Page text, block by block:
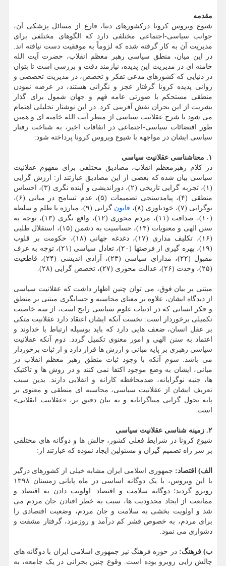
مقدمه
شیوع ویروس کرونا درکشورهای دنیا، فارغ از مسائل پزشکی آن،
جوانب سیاسی-اجتماعی مختلفی دارد که الگوهای مختلفی برای
مدیریت آن به کار گرفته شده که لزوماً به موفقیت دست نیافته اند.
در این میان، منطق سیاسی رهبر معظم انقلاب، حضرت آیت الله
خامنه ای در مدیریت این پدیده، نیازمند دقت و بررسی است تا بتوان
در دنیایی که کشورهای مدعی تفکر و تخصص، در مدیریت تخصصی و
روانی پدیده کرونا گرفتار عجز و نگرانی هستند، در عرضه نمودن
منطقی مستحکم با صورتی عامه فهم و جهان شمول برای گذار
بشریت از این بحران نقش آفرینی کرد. در این نوشتار تحلیلی اهتمام
می شود با شرح عقلانیت سیاسی از منظر آیت الله خامنه ای و همین
طور اقتضائات سیاسی-اجتماعی در اتفاقات اخیر، به شناخت رفتار
سیاسی ایشان در مواجهه با شیوع ویروس کرونا پرداخته شود:
۱. معناشناسی عقلانیت سیاسی
در کلام رهبرمعظم انقلاب، مصادیق مختلفی برای مفهوم عقلانیت
سیاسی بیان شده که بعضی از این مصادیق عبارتند از: ارزش گرایی
(۱)، تجربه گرایی تاریخی (۲)، دوراندیشی و آینده نگری (۳)، احساس
منطقی (۴)، پیامدسنجی تصمیمات (۵)، عدم تسامح در مبانی (۶)،
نوگرایی (۷)، خودباوری (۸)،
قانون
گرایی (۹)، مبارزه با ظلم و سلطه
(۱۰)، صداقت (۱۱)، مردم محوری (۱۲)، واقع نگری (۱۳)، توجه به
سنن الهی و معنویات (۱۴)، حساسیت به دشمن (۱۵)، استقلال طلبی
(۱۶)، تکلیف مداری (۱۷)، دغدغه جهانی (۱۸)، حکومت بر قلوب
(۱۹)، بهره گیری از فرصتها (۲۰)، تعادل سیاسی (۲۱)، توجه به عرف
مقبول (۲۲)، مدارای سیاسی (۲۳)، آزادی اندیشی (۲۴)، قاطعیت
(۲۵)، وحدت (۲۶)، عدالت محوری (۲۷)، تخصص گرایی (۲۸).
مبتنی بر بیان فوق، می توان چنین اظهار داشت که عقلانیت سیاسی
از دیدگاه ایشان، علاوه بر معنای محاسبه و حسابگری مبتنی بر منطق
و فکر انسانی که در ادبیات علوم سیاسی رایج است، از سه خاصیت
تکمیلی برخوردار است: نخست آنکه ایشان اعتقاد دارد عقلانیت متکی
بر عقل انسان، ضعف هایی دارد که باید بوسیله ارتباط با خداوند و
اعتماد به سنن الهی و امور معنوی تکمیل گردد. دوم آنکه عقلانیت
سیاسی رهبری بر پایه مبانی و ارزش ها قرار دارد و از ثبات برخوردار
می باشد. سوم آنکه با وجود ثبات منطق رهبر معظم انقلاب در
مبانی، ایشان به وضع موجود اکتفا نمی کنند و در روش ها و تاکتیک
ها، جنبه نوگرایانه، ضدمحافظه کارانه و انقلابی دارند. بدین سبب
تعریف ایشان از عقلانیت سیاسی، محاسبه ای منطقی و معنوی بر
پایه تحول گرایی مبناگرایانه و به بیان دقیق تر، «عقلانیت انقلابی»
است.
۲. زمینه شناسی عقلانیت سیاسی
شیوع کرونا در شرایط فعلی کشور، چالش ها و دوگانه های مختلفی
بر سر راه تصمیم گیران و مسئولین ایجاد نموده که عبارتند از:
الف) اقتصاد: جمهوری اسلامی ایران مشابه خیلی از کشورهای درگیر
با این ویروس، با یک دوگانه اساسی در ماه پایانی زمستان ۱۳۹۸
روبرو گردید؛ دوگانه سلامت و اقتصاد. اولویت دادن به اقتصاد و
ممانعت از ایجاد محدودیت ها، سبب به خطر افتادن جان مردم می
شد و اولویت بخشی به سلامت و جان مردم، وضعیت اقتصادی را
برای مردم، به خصوص قشر کم درآمد و روزمزد، گرفتار مشقت و
دشواری می نمود.
ب) فرهنگ:در حوزه فرهنگ نیز جمهوری اسلامی ایران با دوگانه های
چالش زایی روبرو بوده است. وقوع چنین بحرانی در یک جامعه، به